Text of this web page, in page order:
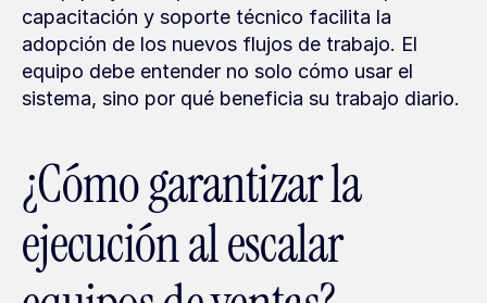
capacitación y soporte técnico facilita la
adopción de los nuevos flujos de trabajo. El
equipo debe entender no solo cómo usar el
sistema, sino por qué beneficia su trabajo diario.
¿Cómo garantizar la
ejecución al escalar